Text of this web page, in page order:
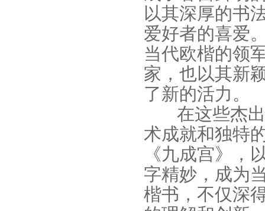
以其深厚的书
爱好者的喜爱
当代欧楷的领
家，也以其新
了新的活力。
在这些杰
术成就和独特
《九成宫》，
字精妙，成为
楷书，不仅深